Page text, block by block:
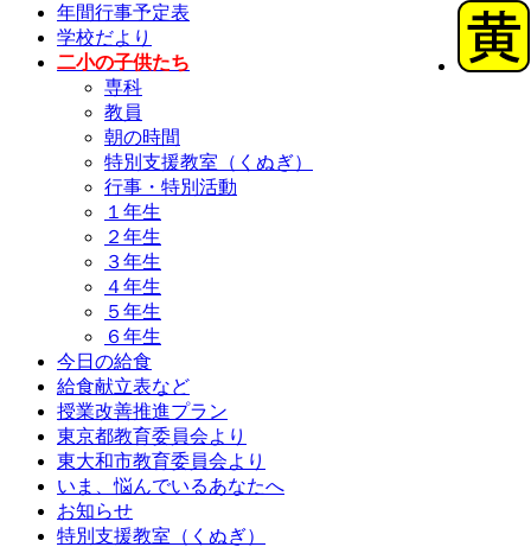
年間行事予定表
学校だより
二小の子供たち
専科
教員
朝の時間
特別支援教室（くぬぎ）
行事・特別活動
１年生
２年生
３年生
４年生
５年生
６年生
今日の給食
給食献立表など
授業改善推進プラン
東京都教育委員会より
東大和市教育委員会より
いま、悩んでいるあなたへ
お知らせ
特別支援教室（くぬぎ）